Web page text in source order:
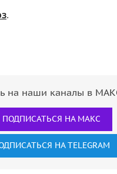
.
на наши каналы в
ПОДПИСАТЬСЯ НА МАКС
НА TELEGRAM